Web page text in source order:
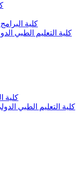
كلية
كلية التعليم الطبي
كلية
كلية التعليم الطبي